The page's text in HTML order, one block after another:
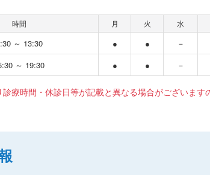
時間 月 火 水
～ 13:30 ● ● －
～ 19:30
● ● －
療時間・休診日等が記載と異なる場合がございます